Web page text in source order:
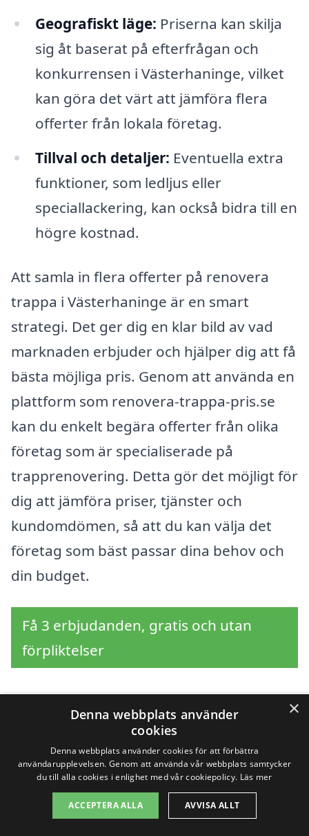
Geografiskt läge: Priserna kan skilja
sig åt baserat på efterfrågan och
konkurrensen i Västerhaninge, vilket
kan göra det värt att jämföra flera
offerter från lokala företag.
Tillval och detaljer: Eventuella extra
funktioner, som ledljus eller
speciallackering, kan också bidra till en
högre kostnad.
Att samla in flera offerter på renovera
trappa i Västerhaninge är en smart
strategi. Det ger dig en klar bild av vad
marknaden erbjuder och hjälper dig att få
bästa möjliga pris. Genom att använda en
plattform som renovera-trappa-pris.se
kan du enkelt begära offerter från olika
företag som är specialiserade på
trapprenovering. Detta gör det möjligt för
dig att jämföra priser, tjänster och
kundomdömen, så att du kan välja det
företag som bäst passar dina behov och
din budget.
Få 3 erbjudanden, gratis och utan
förpliktelser
Sök efter en
professionell för
renovera trappa i andra
städer nära
×
Denna webbplats använder
cookies
Denna webbplats använder cookies för att förbättra
användarupplevelsen. Genom att använda vår webbplats samtycker
du till alla cookies i enlighet med vår cookiepolicy. Läs mer
ACCEPTERA ALLA AVVISA ALLT